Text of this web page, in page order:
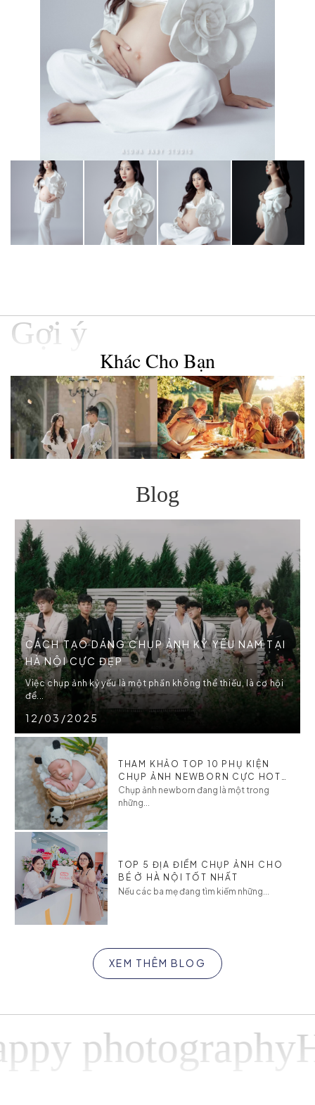
Gợi ý
Khác Cho Bạn
Blog
CÁCH TẠO DÁNG CHỤP ẢNH KỶ YẾU NAM TẠI
HÀ NỘI CỰC ĐẸP
12/03/2025
Việc chụp ảnh kỷ yếu là một phần không thể thiếu, là cơ hội
để...
THAM KHẢO TOP 10 PHỤ KIỆN
CHỤP ẢNH NEWBORN CỰC HOT
CHO BÉ
Chụp ảnh newborn đang là một trong
những...
TOP 5 ĐỊA ĐIỂM CHỤP ẢNH CHO
BÉ Ở HÀ NỘI TỐT NHẤT
Nếu các ba mẹ đang tìm kiếm những...
XEM THÊM BLOG